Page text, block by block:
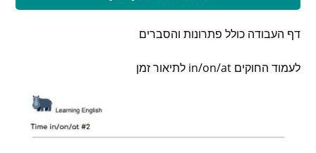
דף העבודה כולל פתרונות והסברים
לעמוד החוקים in/on/at לתיאור זמן